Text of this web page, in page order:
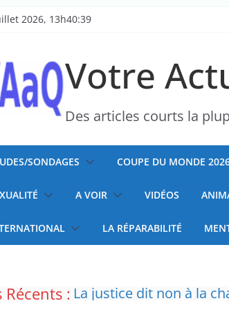
2026, 13h40:39
Votre
Des articles courts la
SONDAGES COUPE DU MONDE
A VOIR VIDÉOS
LA RÉPARABILITÉ
: La justice dit non à la